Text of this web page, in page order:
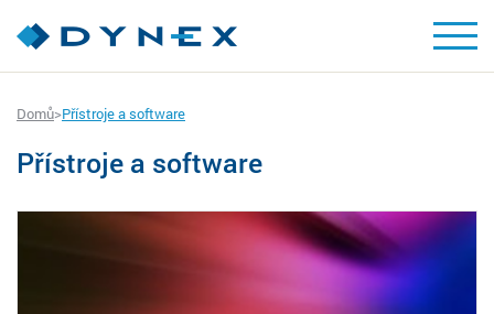
Domů>Přístroje a software
Přístroje a software